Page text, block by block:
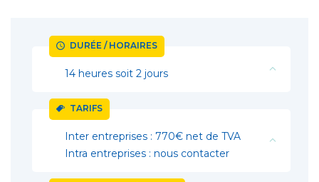
DURÉE / HORAIRES
14 heures soit 2 jours
TARIFS
Inter entreprises : 770€ net de TVA
Intra entreprises : nous contacter